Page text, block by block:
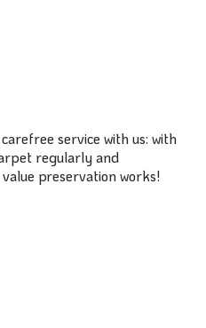
service with us: with
regularly and
preservation works!